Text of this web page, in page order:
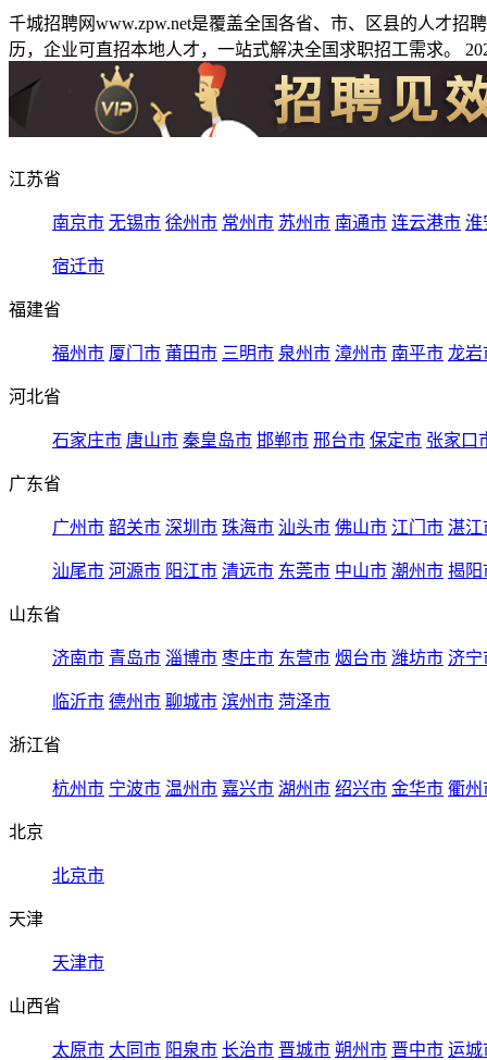
千城招聘网www.zpw.net是覆盖全国各省、市、区县的人才
历，企业可直招本地人才，一站式解决全国求职招工需求。
江苏省
南京市 无锡市 徐州市 常州市 苏州市 南通市 连云港市 淮
宿迁市
福建省
福州市 厦门市 莆田市 三明市 泉州市 漳州市 南平市 龙岩
河北省
石家庄市 唐山市 秦皇岛市 邯郸市 邢台市 保定市 张家口
广东省
广州市 韶关市 深圳市 珠海市 汕头市 佛山市 江门市 湛江
汕尾市 河源市 阳江市 清远市 东莞市 中山市 潮州市 揭阳
山东省
济南市 青岛市 淄博市 枣庄市 东营市 烟台市 潍坊市 济宁
临沂市 德州市 聊城市 滨州市 菏泽市
浙江省
杭州市 宁波市 温州市 嘉兴市 湖州市 绍兴市 金华市 衢州
北京
北京市
天津
天津市
山西省
太原市 大同市 阳泉市 长治市 晋城市 朔州市 晋中市 运城